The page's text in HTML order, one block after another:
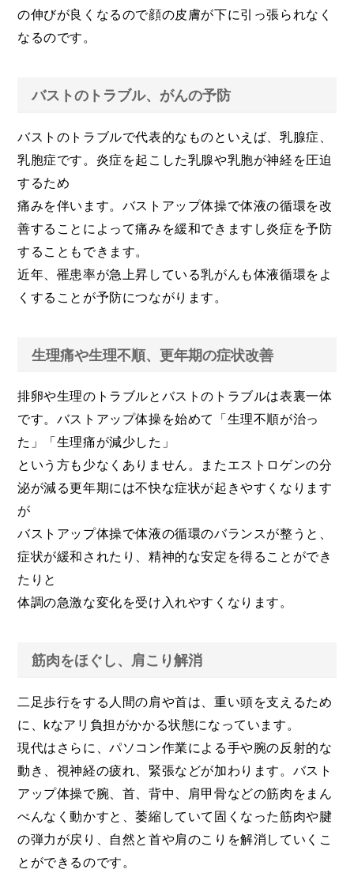
の伸びが良くなるので顔の皮膚が下に引っ張られなく
なるのです。
バストのトラブル、がんの予防
バストのトラブルで代表的なものといえば、乳腺症、
乳胞症です。炎症を起こした乳腺や乳胞が神経を圧迫
するため
痛みを伴います。バストアップ体操で体液の循環を改
善することによって痛みを緩和できますし炎症を予防
することもできます。
近年、罹患率が急上昇している乳がんも体液循環をよ
くすることが予防につながります。
生理痛や生理不順、更年期の症状改善
排卵や生理のトラブルとバストのトラブルは表裏一体
です。バストアップ体操を始めて「生理不順が治っ
た」「生理痛が減少した」
という方も少なくありません。またエストロゲンの分
泌が減る更年期には不快な症状が起きやすくなります
が
バストアップ体操で体液の循環のバランスが整うと、
症状が緩和されたり、精神的な安定を得ることができ
たりと
体調の急激な変化を受け入れやすくなります。
筋肉をほぐし、肩こり解消
二足歩行をする人間の肩や首は、重い頭を支えるため
に、kなアリ負担がかかる状態になっています。
現代はさらに、パソコン作業による手や腕の反射的な
動き、視神経の疲れ、緊張などが加わります。バスト
アップ体操で腕、首、背中、肩甲骨などの筋肉をまん
べんなく動かすと、萎縮していて固くなった筋肉や腱
の弾力が戻り、自然と首や肩のこりを解消していくこ
とができるのです。